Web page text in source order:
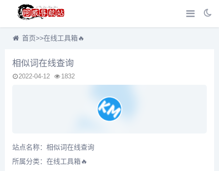
首页>>在线工具箱🔥
相似词在线查询
2022-04-12 1832
站点名称：相似词在线查询
所属分类： 在线工具箱🔥